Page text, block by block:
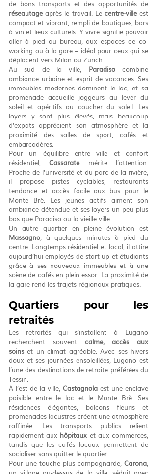
réseautage après le travail. Le centre-ville est
compact et vibrant, rempli de boutiques, bars
à vin et lieux culturels. Y vivre signifie pouvoir
aller à pied au bureau, aux espaces de co-
working ou à la gare – idéal pour ceux qui se
déplacent vers Milan ou Zurich.
Au sud de la ville, Paradiso combine
ambiance urbaine et esprit de vacances. Ses
immeubles modernes dominent le lac, et sa
promenade accueille joggeurs au lever du
soleil et apéritifs au coucher du soleil. Les
loyers y sont plus élevés, mais beaucoup
d’expats apprécient son atmosphère et la
proximité des salles de sport, cafés et
embarcadères.
Pour un équilibre entre ville et confort
résidentiel, Cassarate mérite l’attention.
Proche de l’université et du parc de la rivière,
il propose pistes cyclables, restaurants
tendance et accès facile aux bus pour le
Monte Brè. Les jeunes actifs aiment son
ambiance détendue et ses loyers un peu plus
bas que Paradiso ou la vieille ville.
Massagno, à quelques minutes à pied du
centre. Longtemps résidentiel et local, il attire
aujourd’hui employés de start-up et étudiants
grâce à ses nouveaux immeubles et à une
scène de cafés en plein essor. La proximité de
la gare rend les trajets régionaux pratiques.
Quartiers pour les
retraités
Les retraités qui s’installent à Lugano
recherchent souvent calme, accès aux
soins et un climat agréable. Avec ses hivers
doux et ses journées ensoleillées, Lugano est
l’une des destinations de retraite préférées du
Tessin.
À l’est de la ville, Castagnola est une enclave
paisible entre le lac et le Monte Brè. Ses
résidences élégantes, balcons fleuris et
promenades lacustres créent une atmosphère
raffinée. Les transports publics relient
rapidement aux hôpitaux et aux commerces,
tandis que les cafés locaux permettent de
socialiser sans quitter le quartier.
Pour une touche plus campagnarde, Carona,